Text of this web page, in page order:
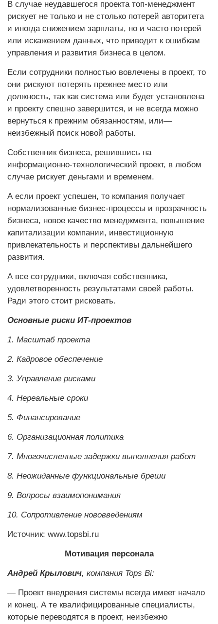
В случае неудавшегося проекта топ-менеджмент
рискует не только и не столько потерей авторитета
и иногда снижением зарплаты, но и часто потерей
или искажением данных, что приводит к ошибкам
управления и развития бизнеса в целом.
Если сотрудники полностью вовлечены в проект, то
они рискуют потерять прежнее место или
должность, так как система или будет установлена
и проекту спешно завершится, и не всегда можно
вернуться к прежним обязанностям, или—
неизбежный поиск новой работы.
Собственник бизнеса, решившись на
информационно-технологический проект, в любом
случае рискует деньгами и временем.
А если проект успешен, то компания получает
нормализованные бизнес-процессы и прозрачность
бизнеса, новое качество менеджмента, повышение
капитализации компании, инвестиционную
привлекательность и перспективы дальнейшего
развития.
А все сотрудники, включая собственника,
удовлетворенность результатами своей работы.
Ради этого стоит рисковать.
Основные риски ИТ-проектов
1. Масштаб проекта
2. Кадровое обеспечение
3. Управление рисками
4. Нереальные сроки
5. Финансирование
6. Организационная политика
7. Многочисленные задержки выполнения работ
8. Неожиданные функциональные бреши
9. Вопросы взаимопонимания
10. Сопротивление нововведениям
Источник: www.topsbi.ru
Мотивация персонала
Андрей Крылович, компания Tops Bi:
— Проект внедрения системы всегда имеет начало
и конец. А те квалифицированные специалисты,
которые переводятся в проект, неизбежно